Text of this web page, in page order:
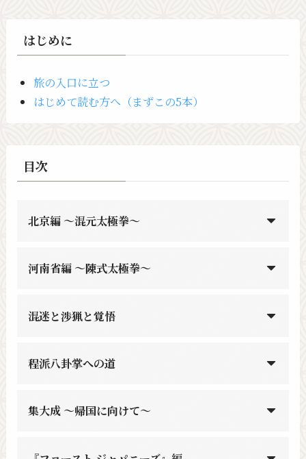
はじめに
旅の入口に立つ
はじめて読む方へ（まずこの5本）
目次
北京編 〜混元太極拳〜
河南省編 〜陳式太極拳〜
混迷と渉猟と覚悟
程派八卦掌への道
集大成 〜帰国に向けて〜